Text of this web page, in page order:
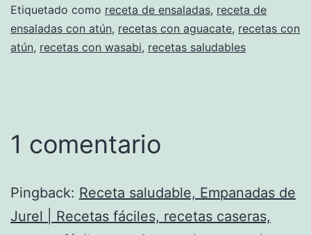
Etiquetado como receta de ensaladas, receta de
ensaladas con atún, recetas con aguacate, recetas con
atún, recetas con wasabi, recetas saludables
1 comentario
Pingback: Receta saludable, Empanadas de
Jurel | Recetas fáciles, recetas caseras,